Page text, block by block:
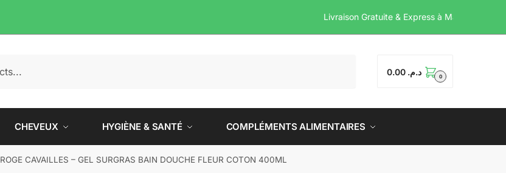
Livraison Gratuite &
د.م. 0.00 0
CHEVEUX HYGIÈNE & SANTÉ COMPLÉMENTS ALIMENTAIRES
ROGE CAVAILLES – GEL SURGRAS BAIN DOUCHE FLEUR COTON 400ML